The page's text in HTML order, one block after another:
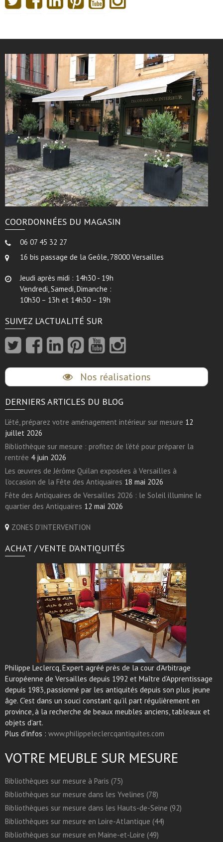
COORDONNÉES DU MAGASIN
06 07 45 32 27
16 bis passage de la Geôle, 78000 Versailles
Jeudi après midi : 14h30 - 19h
Vendredi, Samedi, Dimanche :
10h30 – 13h et 14h30 – 19h
SUIVEZ L’ACTUALITÉ SUR
Nos réalisations
DERNIERS ARTICLES DU BLOG
L’été, préparez votre aménagement intérieur sur mesure 12
juillet 2026
Bibliothèque sur mesure : profitez de l’été pour préparer la
rentrée 4 juin 2026
Les œuvres de Jérôme Quilan exposées à Versailles à
l’occasion de la Fête des Antiquaires 18 mai 2026
Fête des Antiquaires de Versailles 2026 : le Soleil illumine le
quartier des Antiquaires 12 mai 2026
ZONES D'INTERVENTION
ACHAT / VENTE D’ANTIQUITÉS
Philippe Leclercq, Expert agréé près de la cour d’Arbitrage
Européenne de Versailles depuis 1992 et Maître d’Apprentissage
depuis 1983, passionné par les antiquités depuis son plus jeune
âge. C’est dans un souci constant qu’il part régulièrement en
province, à la recherche de beaux meubles anciens, tableaux et
objets d’art.
Plus d'infos : www.philippeleclercqantiquites.com
VOTRE MEUBLE SUR MESURE
Bibliothèques sur mesure à Paris (75)
Bibliothèques sur mesure dans les Yvelines (78)
Bibliothèques sur mesure dans les Hauts-de-Seine (92)
Bibliothèques sur mesure en Loire-Atlantique (44)
Bibliothèques sur mesure en Maine-et-Loire (49)